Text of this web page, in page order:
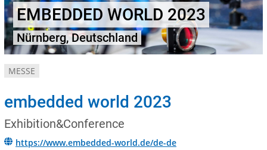
EMBEDDED WORLD 2023
Nürnberg, Deutschland
MESSE
embedded world 2023
Exhibition&Conference
https://www.embedded-world.de/de-de